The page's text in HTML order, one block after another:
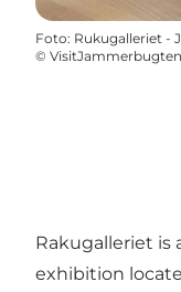
Foto: Rukugalleriet -
© VisitJammerbugten
Rakugalleriet is
exhibition